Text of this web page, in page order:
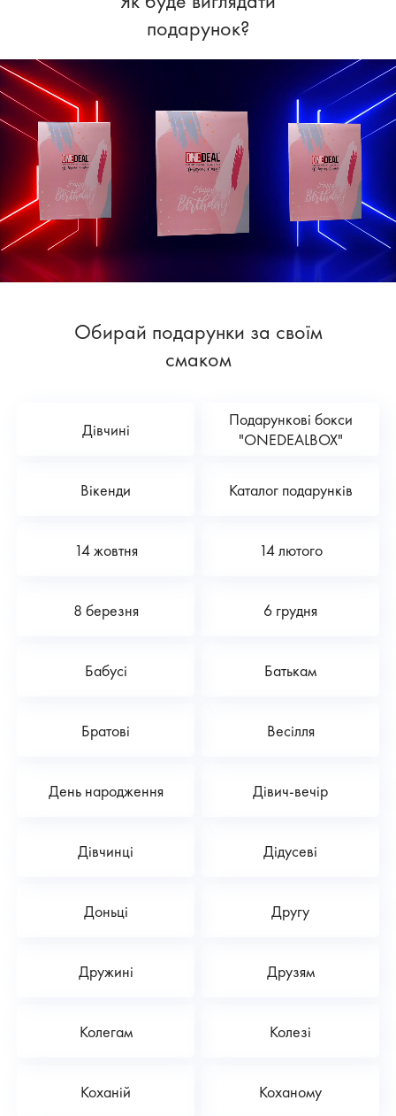
подарунок?
Обирай подарунки за своїм
смаком
Дівчині
Подарункові бокси
"ONEDEALBOX"
Вікенди Каталог подарунків
14 жовтня 14 лютого
8 березня 6 грудня
Бабусі Батькам
Братові Весілля
День народження Дівич-вечір
Дівчинці Дідусеві
Доньці Другу
Дружині Друзям
Колегам Колезі
Коханій Коханому